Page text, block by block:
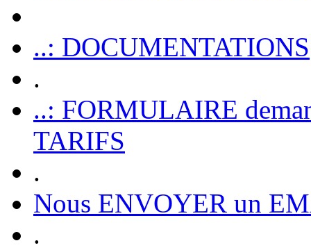
..: DOCUMENTATIONS
.
..: FORMULAIRE
TARIFS
.
Nous ENVOYER un
.